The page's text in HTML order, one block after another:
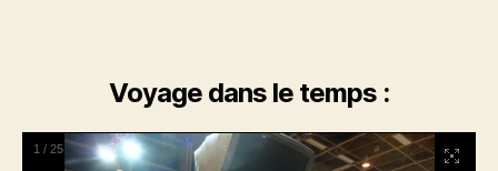
Voyage dans le temps :
1 / 25